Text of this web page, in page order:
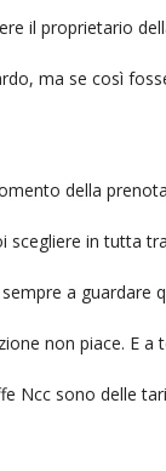
il proprietario
ma se così
della
in tutta
a guardare
non piace. E a
Ncc sono delle